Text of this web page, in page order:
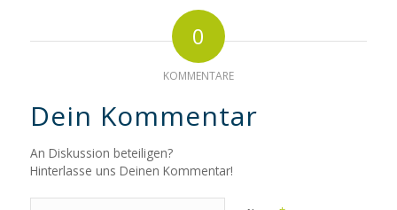
0
KOMMENTARE
Dein Kommentar
An Diskussion beteiligen?
Hinterlasse uns Deinen Kommentar!